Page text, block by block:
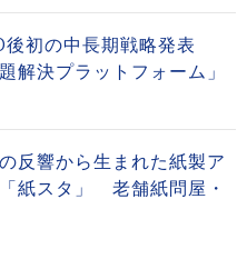
初の中長期戦略発表
解決プラットフォーム」
反響から生まれた紙製ア
紙スタ」 老舗紙問屋・